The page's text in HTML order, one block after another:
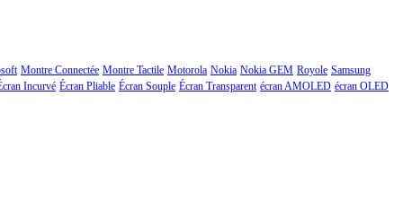
Montre Connectée Montre Tactile Motorola Nokia Nokia GEM Royole Samsung
Incurvé Écran Pliable Écran Souple Écran Transparent écran AMOLED écran OLED